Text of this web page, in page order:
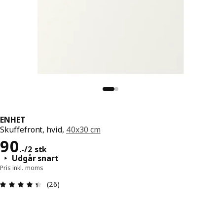
ENHET
Skuffefront, hvid, 40x30 cm
90.-/2 stk
Pris 90.-/2 stk
Udgår snart
Pris inkl. moms
Anmeldelse: 4.4 Ud af 5 Stjerner. Anmeldelser i
(26)